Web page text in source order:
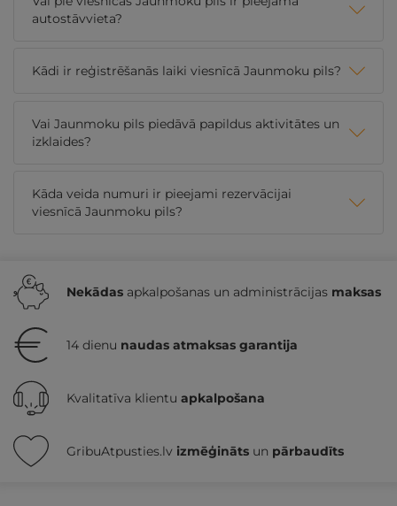
autostāvvieta?
Kādi ir reģistrēšanās laiki viesnīcā Jaunmoku pils?
Vai Jaunmoku pils piedāvā papildus aktivitātes un
izklaides?
Kāda veida numuri ir pieejami rezervācijai
viesnīcā Jaunmoku pils?
Nekādas apkalpošanas un administrācijas maksas
14 dienu naudas atmaksas garantija
Kvalitatīva klientu apkalpošana
GribuAtpusties.lv izmēģināts un pārbaudīts